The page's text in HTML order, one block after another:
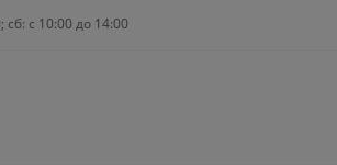
сб: с 10:00 до 14:00